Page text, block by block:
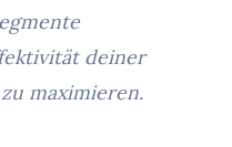
deiner
maximieren.